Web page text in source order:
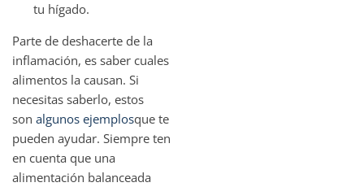
tu hígado.
Parte de deshacerte de la
inflamación, es saber cuales
alimentos la causan. Si
necesitas saberlo, estos
son algunos ejemplosque te
pueden ayudar. Siempre ten
en cuenta que una
alimentación balanceada